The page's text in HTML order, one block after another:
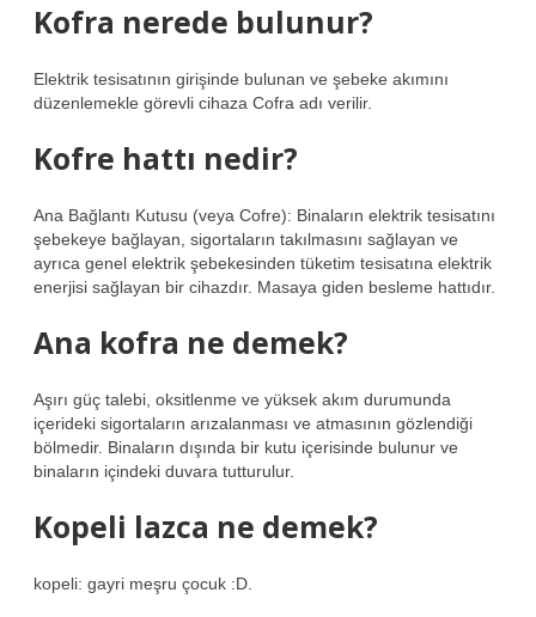
Kofra nerede bulunur?
Elektrik tesisatının girişinde bulunan ve şebeke akımını
düzenlemekle görevli cihaza Cofra adı verilir.
Kofre hattı nedir?
Ana Bağlantı Kutusu (veya Cofre): Binaların elektrik tesisatını
şebekeye bağlayan, sigortaların takılmasını sağlayan ve
ayrıca genel elektrik şebekesinden tüketim tesisatına elektrik
enerjisi sağlayan bir cihazdır. Masaya giden besleme hattıdır.
Ana kofra ne demek?
Aşırı güç talebi, oksitlenme ve yüksek akım durumunda
içerideki sigortaların arızalanması ve atmasının gözlendiği
bölmedir. Binaların dışında bir kutu içerisinde bulunur ve
binaların içindeki duvara tutturulur.
Kopeli lazca ne demek?
kopeli: gayri meşru çocuk :D.